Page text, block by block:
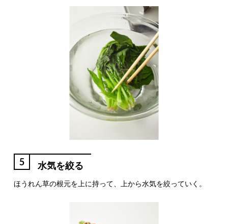
5 水気を絞る
ほうれん草の根元を上に持って、上から水気を絞っていく。